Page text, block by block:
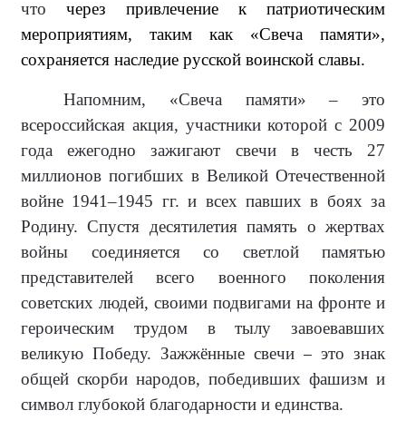
что через привлечение к патриотическим
мероприятиям, таким как «Свеча памяти»,
сохраняется наследие русской воинской славы.
Напомним, «Свеча памяти» – это
всероссийская акция, участники которой с 2009
года ежегодно зажигают свечи в честь 27
миллионов погибших в Великой Отечественной
войне 1941–1945 гг. и всех павших в боях за
Родину. Спустя десятилетия память о жертвах
войны соединяется со светлой памятью
представителей всего военного поколения
советских людей, своими подвигами на фронте и
героическим трудом в тылу завоевавших
великую Победу. Зажжённые свечи – это знак
общей скорби народов, победивших фашизм и
символ глубокой благодарности и единства.